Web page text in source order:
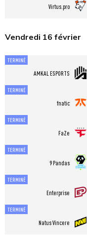
Virtus.pro
Vendredi 16 février
TERMINÉ
AMKAL ESPORTS
TERMINÉ
fnatic
TERMINÉ
FaZe
TERMINÉ
9 Pandas
TERMINÉ
Enterprise
TERMINÉ
Natus Vincere